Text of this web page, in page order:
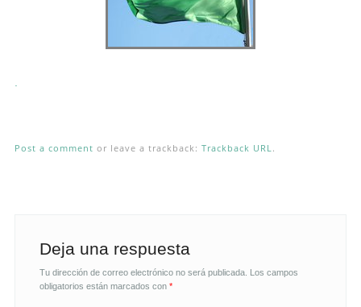
Post a comment or leave a trackback: Trackback URL .
Deja una respuesta
Tu dirección de correo electrónico no será publicada. Los campos
obligatorios están marcados con *